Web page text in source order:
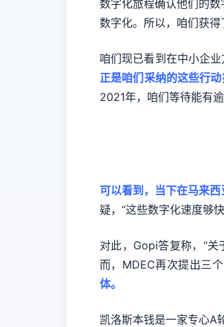
数字化旅程确认他们的
数字化。所以，咱们获得
咱们现已看到在中小企
正是咱们采纳的这些行
2021年，咱们等待能有
可以看到，当下在马来
疑，“这些数字化速度够
对此，Gopi答复称，“
而，MDEC再次提出三
体。
凯洛斯本钱是一家专心A